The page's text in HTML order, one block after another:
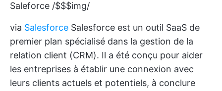
Saleforce /$$$img/
via Salesforce Salesforce est un outil SaaS de
premier plan spécialisé dans la gestion de la
relation client (CRM). Il a été conçu pour aider
les entreprises à établir une connexion avec
leurs clients actuels et potentiels, à conclure